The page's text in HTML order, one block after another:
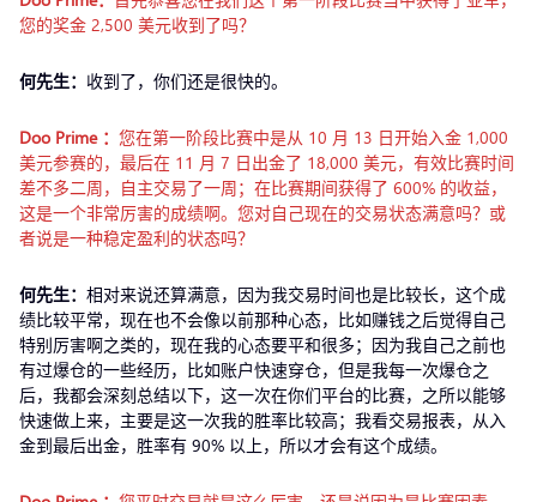
您的奖金 2,500 美元收到了吗？
何先生： 收到了，你们还是很快的。
Doo Prime ： 您在第一阶段比赛中是从 10 月 13 日开始入金 1,000
美元参赛的，最后在 11 月 7 日出金了 18,000 美元，有效比赛时间
差不多二周，自主交易了一周；在比赛期间获得了 600% 的收益，
这是一个非常厉害的成绩啊。您对自己现在的交易状态满意吗？或
者说是一种稳定盈利的状态吗？
何先生： 相对来说还算满意，因为我交易时间也是比较长，这个成
绩比较平常，现在也不会像以前那种心态，比如赚钱之后觉得自己
特别厉害啊之类的，现在我的心态要平和很多；因为我自己之前也
有过爆仓的一些经历，比如账户快速穿仓，但是我每一次爆仓之
后，我都会深刻总结以下，这一次在你们平台的比赛，之所以能够
快速做上来，主要是这一次我的胜率比较高；我看交易报表，从入
金到最后出金，胜率有 90% 以上，所以才会有这个成绩。